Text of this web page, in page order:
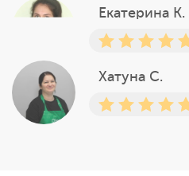
Екатерина К.
Хатуна С.